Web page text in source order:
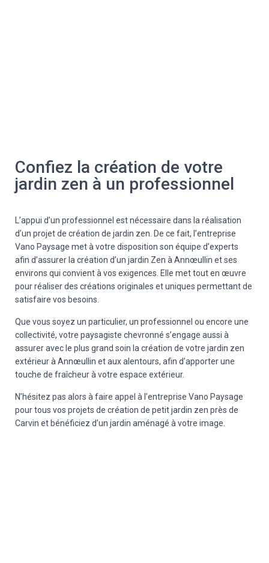
Confiez la création de votre
jardin zen à un professionnel
L’appui d’un professionnel est nécessaire dans la réalisation
d’un projet de création de jardin zen. De ce fait, l’entreprise
Vano Paysage met à votre disposition son équipe d’experts
afin d’assurer la création d’un jardin Zen à Annœullin et ses
environs qui convient à vos exigences. Elle met tout en œuvre
pour réaliser des créations originales et uniques permettant de
satisfaire vos besoins.
Que vous soyez un particulier, un professionnel ou encore une
collectivité, votre paysagiste chevronné s’engage aussi à
assurer avec le plus grand soin la création de votre jardin zen
extérieur à Annœullin et aux alentours, afin d’apporter une
touche de fraîcheur à votre espace extérieur.
N’hésitez pas alors à faire appel à l’entreprise Vano Paysage
pour tous vos projets de création de petit jardin zen près de
Carvin et bénéficiez d’un jardin aménagé à votre image.